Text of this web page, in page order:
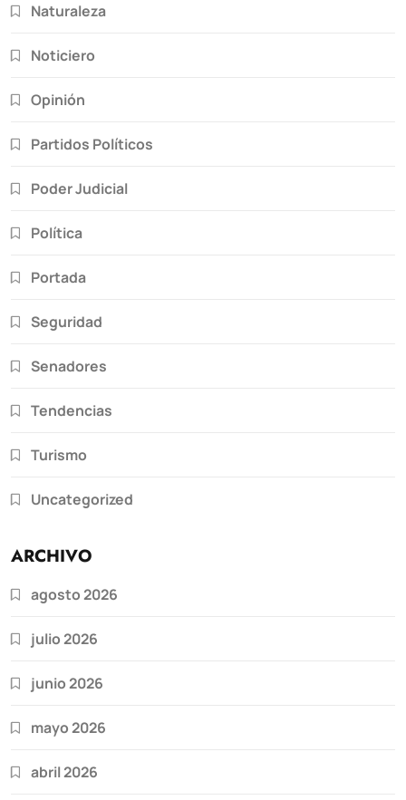
Naturaleza
Noticiero
Opinión
Partidos Políticos
Poder Judicial
Política
Portada
Seguridad
Senadores
Tendencias
Turismo
Uncategorized
ARCHIVO
agosto 2026
julio 2026
junio 2026
mayo 2026
abril 2026